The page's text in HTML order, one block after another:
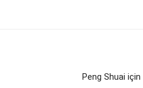
Peng Shuai